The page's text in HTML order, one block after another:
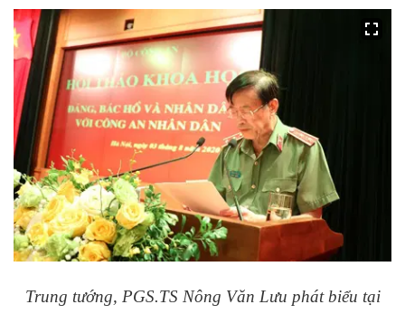
Trung tướng, PGS.TS Nông Văn Lưu phát biểu tại